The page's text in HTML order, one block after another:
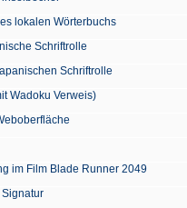
lokalen Wörterbuchs
Schriftrolle
Schriftrolle
Wadoku Verweis)
im Film Blade Runner 2049